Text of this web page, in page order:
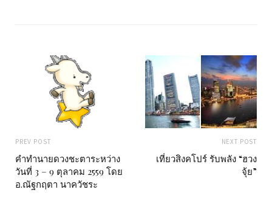
PREV POST
คำทำนายดวงชะตาระหว่าง
วันที่ 3 – 9 ตุลาคม 2559 โดย
อ.ณัฐกฤตา นาควัชระ
NEXT POST
เที่ยวสิงคโปร์ รับพลัง “ฮวง
จุ้ย”